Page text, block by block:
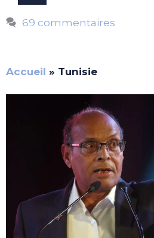
69 commentaires
Accueil » Tunisie